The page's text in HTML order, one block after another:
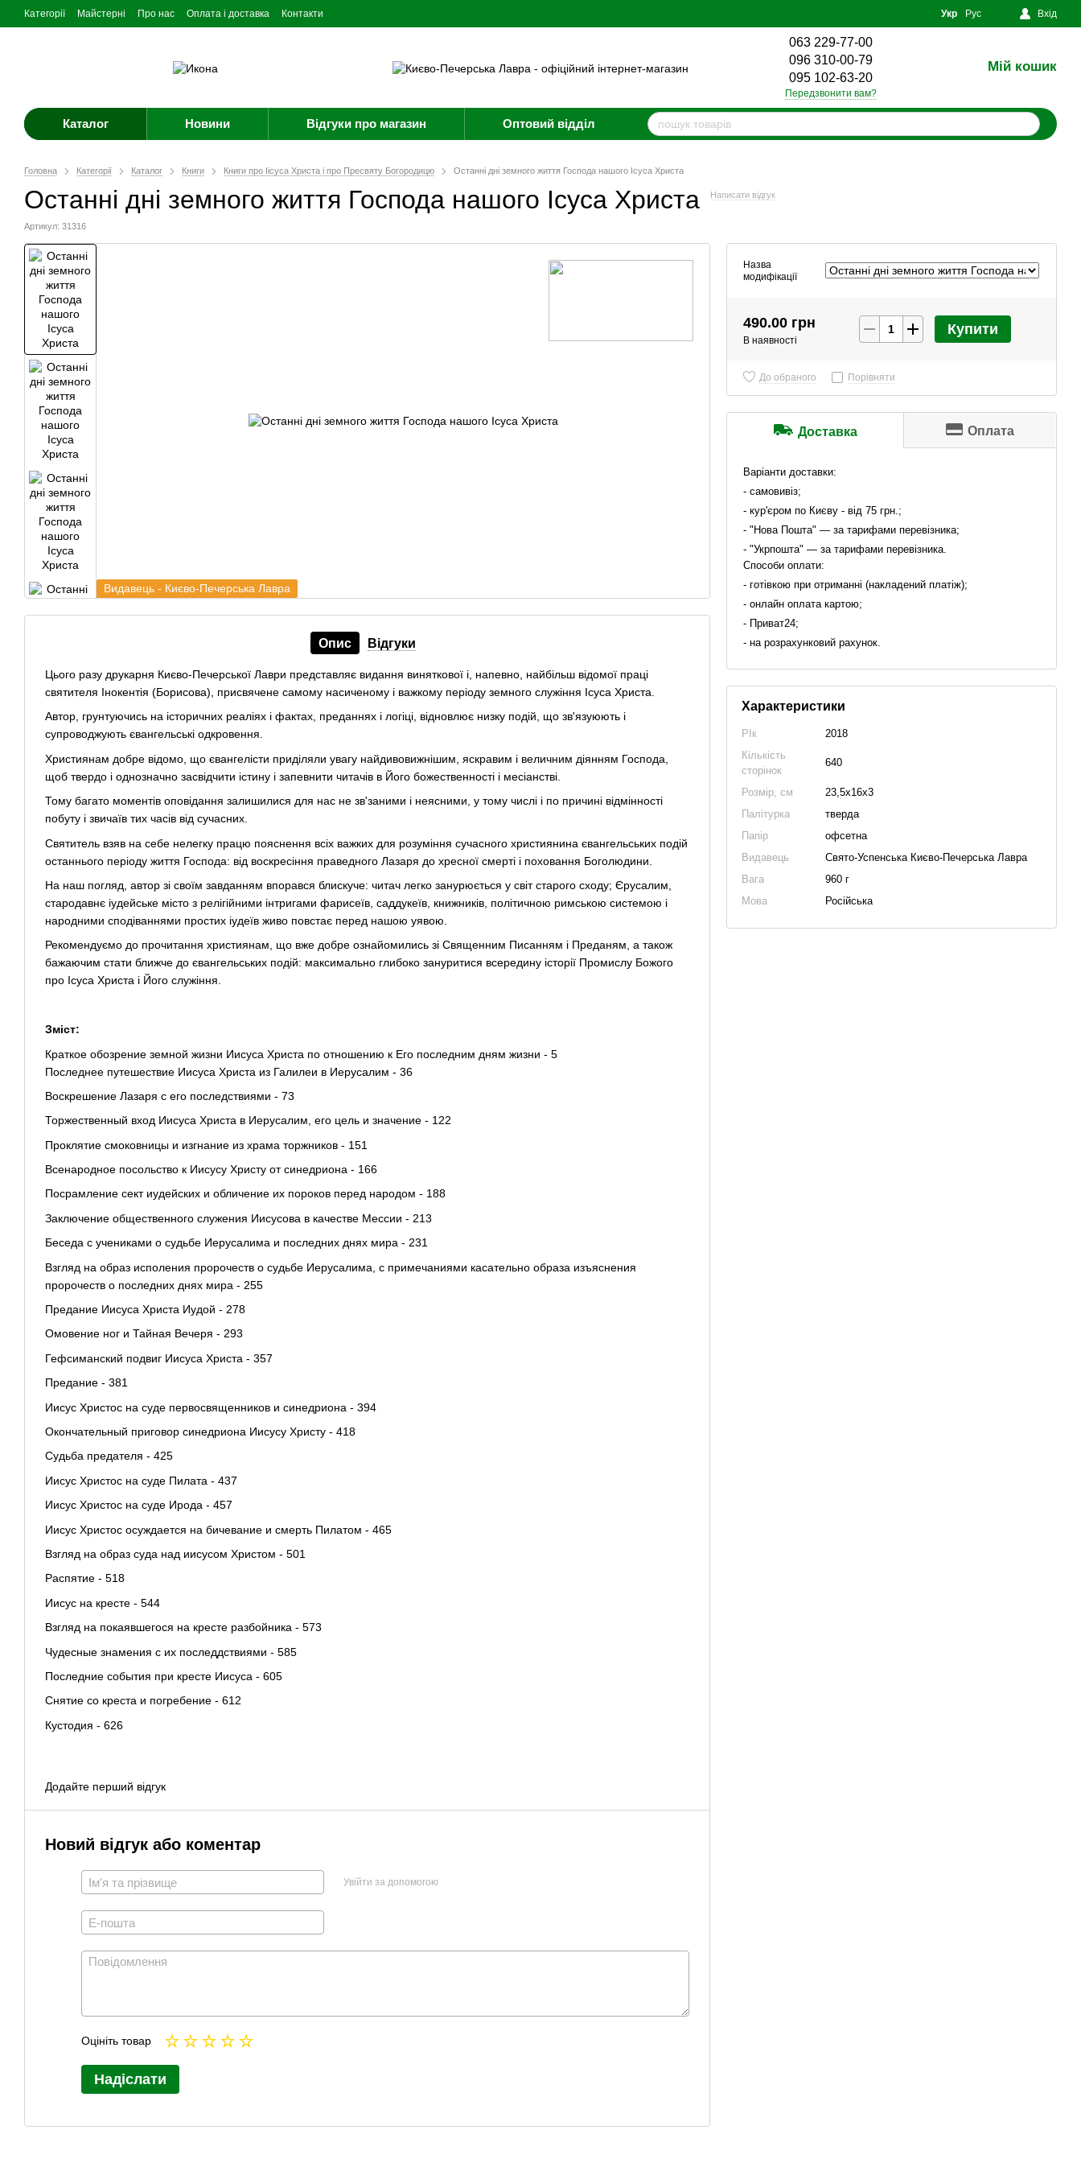
Категорії Майстерні Про нас Оплата і доставка Контакти Укр Рус Вхід
063 229-77-00
096 310-00-79
095 102-63-20
Передзвонити вам?
Мій кошик
Каталог Новини Відгуки про магазин Оптовий відділ
Головна Категорії Каталог Книги Книги про Іісуса Христа і про Пресвяту Богородицю Останні дні земного життя Господа нашого Ісуса Христа
Останні дні земного життя Господа нашого Ісуса Христа Написати відгук
Артикул: 31316
Видавець - Києво-Печерська Лавра
Опис Відгуки
Цього разу друкарня Києво-Печерської Лаври представляє видання виняткової і, напевно, найбільш відомої праці
святителя Інокентія (Борисова), присвячене самому насиченому і важкому періоду земного служіння Ісуса Христа.
Автор, грунтуючись на історичних реаліях і фактах, преданнях і логіці, відновлює низку подій, що зв'язуюють і
супроводжують євангельські одкровення.
Християнам добре відомо, що євангелісти приділяли увагу найдивовижнішим, яскравим і величним діянням Господа,
щоб твердо і однозначно засвідчити істину і запевнити читачів в Його божественності і месіанстві.
Тому багато моментів оповідання залишилися для нас не зв'заними і неясними, у тому числі і по причині відмінності
побуту і звичаїв тих часів від сучасних.
Святитель взяв на себе нелегку працю пояснення всіх важких для розуміння сучасного християнина євангельських подій
останнього періоду життя Господа: від воскресіння праведного Лазаря до хресної смерті і поховання Боголюдини.
На наш погляд, автор зі своїм завданням впорався блискуче: читач легко занурюється у світ старого сходу; Єрусалим,
стародавнє іудейське місто з релігійними інтригами фарисеїв, саддукеїв, книжників, політичною римською системою і
народними сподіваннями простих іудеїв живо повстає перед нашою уявою.
Рекомендуємо до прочитання християнам, що вже добре ознайомились зі Священним Писанням і Преданям, а також
бажаючим стати ближче до євангельських подій: максимально глибоко зануритися всередину історії Промислу Божого
про Ісуса Христа і Його служіння.
Зміст:
Краткое обозрение земной жизни Иисуса Христа по отношению к Его последним дням жизни - 5
Последнее путешествие Иисуса Христа из Галилеи в Иерусалим - 36
Воскрешение Лазаря с его последствиями - 73
Торжественный вход Иисуса Христа в Иерусалим, его цель и значение - 122
Проклятие смоковницы и изгнание из храма торжников - 151
Всенародное посольство к Иисусу Христу от синедриона - 166
Посрамление сект иудейских и обличение их пороков перед народом - 188
Заключение общественного служения Иисусова в качестве Мессии - 213
Беседа с учениками о судьбе Иерусалима и последних днях мира - 231
Взгляд на образ исполения пророчеств о судьбе Иерусалима, с примечаниями касательно образа изъяснения
пророчеств о последних днях мира - 255
Предание Иисуса Христа Иудой - 278
Омовение ног и Тайная Вечеря - 293
Гефсиманский подвиг Иисуса Христа - 357
Предание - 381
Иисус Христос на суде первосвященников и синедриона - 394
Окончательный приговор синедриона Иисусу Христу - 418
Судьба предателя - 425
Иисус Христос на суде Пилата - 437
Иисус Христос на суде Ирода - 457
Иисус Христос осуждается на бичевание и смерть Пилатом - 465
Взгляд на образ суда над иисусом Христом - 501
Распятие - 518
Иисус на кресте - 544
Взгляд на покаявшегося на кресте разбойника - 573
Чудесные знамения с их последдствиями - 585
Последние события при кресте Иисуса - 605
Снятие со креста и погребение - 612
Кустодия - 626
Додайте перший відгук
Новий відгук або коментар
Увійти за допомогою
Оцініть товар
Надіслати
Назва
модифікації
490.00 грн
В наявності
Купити
До обраного Порівняти
Доставка Оплата
Варіанти доставки:
- самовивіз;
- кур'єром по Києву - від 75 грн.;
- "Нова Пошта" — за тарифами перевізника;
- "Укрпошта" — за тарифами перевізника.
Способи оплати:
- готівкою при отриманні (накладений платіж);
- онлайн оплата картою;
- Приват24;
- на розрахунковий рахунок.
Характеристики
РІк
2018
Кількість
сторінок
640
Розмір, см
23,5х16х3
Палітурка
тверда
Папір
офсетна
Видавець
Свято-Успенська Києво-Печерська Лавра
Вага
960 г
Мова
Російська